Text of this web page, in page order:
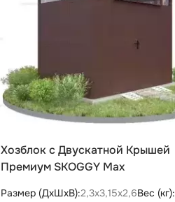
Хозблок с Двускатной Крышей
Премиум SKOGGY Max
Размер (ДxШxВ):2,3х3,15х2,6Вес (кг):